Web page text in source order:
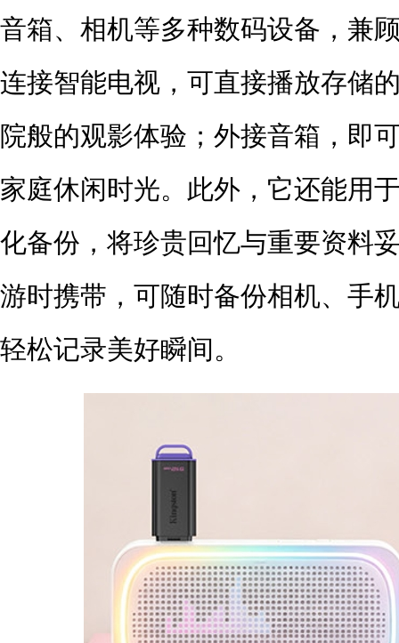
音箱、相机等多种数码设备，兼
连接智能电视，可直接播放存储
院般的观影体验；外接音箱，即
家庭休闲时光。此外，它还能用
化备份，将珍贵回忆与重要资料
游时携带，可随时备份相机、手
轻松记录美好瞬间。